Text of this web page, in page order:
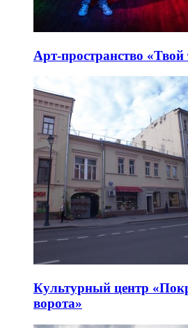
Арт-пространство «Твой
Культурный центр
ворота»